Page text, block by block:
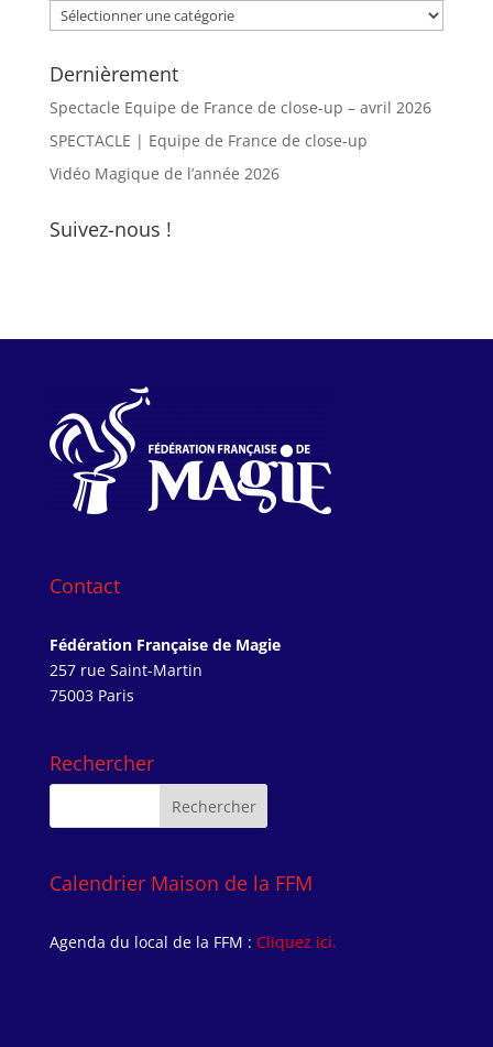
Actualités
Dernièrement
Spectacle Equipe de France de close-up – avril 2026
SPECTACLE | Equipe de France de close-up
Vidéo Magique de l’année 2026
Suivez-nous !
Contact
Fédération Française de Magie
257 rue Saint-Martin
75003 Paris
Rechercher
Calendrier Maison de la FFM
Agenda du local de la FFM : Cliquez ici.